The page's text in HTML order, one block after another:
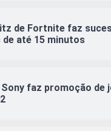
de Fortnite faz
até 15 minutos
Sony faz promoção de